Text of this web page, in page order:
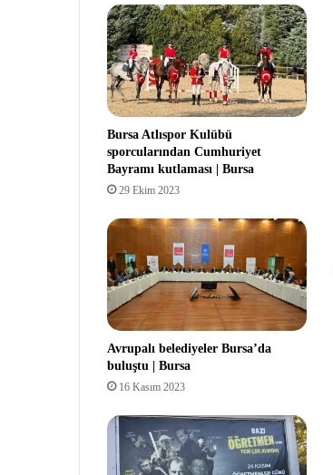
Bursa Atlıspor Kulübü
sporcularından Cumhuriyet
Bayramı kutlaması | Bursa
29 Ekim 2023
Avrupalı belediyeler Bursa’da
buluştu | Bursa
16 Kasım 2023